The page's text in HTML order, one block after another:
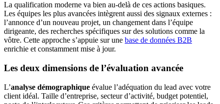
La qualification moderne va bien au-delà de ces actions basiques.
Les équipes les plus avancées intègrent aussi des signaux externes :
l’annonce d’un nouveau projet, un changement dans l’équipe
dirigeante, des recherches spécifiques sur des solutions comme la
vôtre. Cette approche s’appuie sur une base de données B2B
enrichie et constamment mise à jour.
Les deux dimensions de l’évaluation avancée
L’analyse démographique évalue l’adéquation du lead avec votre
client idéal. Taille d’entreprise, secteur d’activité, budget potentiel,